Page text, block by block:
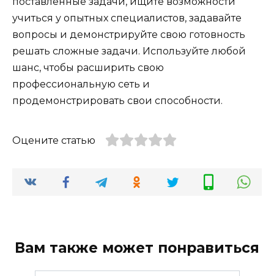
учиться у опытных специалистов, задавайте
вопросы и демонстрируйте свою готовность
решать сложные задачи. Используйте любой
шанс, чтобы расширить свою
профессиональную сеть и
продемонстрировать свои способности.
Оцените статью
Вам также может понравиться